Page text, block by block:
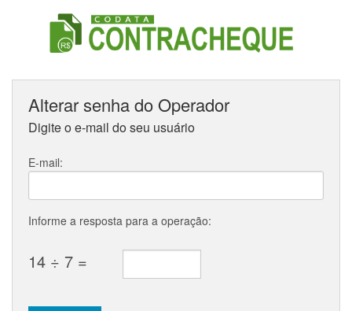
Alterar senha do Operador
Digite o e-mail do seu usuário
E-mail:
Informe a resposta para a operação:
14 ÷ 7 =